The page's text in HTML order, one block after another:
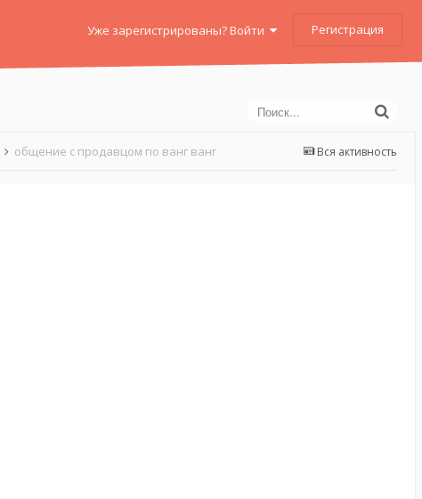
Уже зарегистрированы? Войти Регистрация
Вся активность
общение с продавцом по ванг ванг